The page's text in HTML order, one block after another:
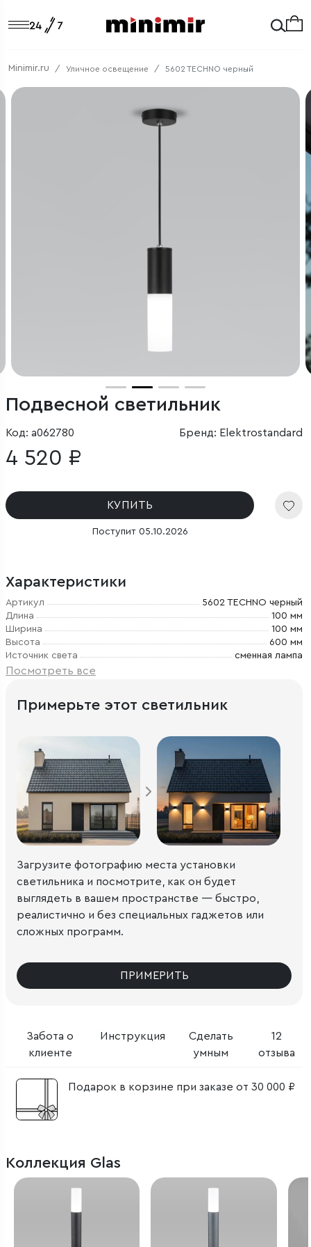
Minimir.ru Уличное освещение 5602 TECHNO черный
Подвесной светильник
Код: a062780 Бренд: Elektrostandard
4 520 ₽
КУПИТЬ
Поступит 05.10.2026
Характеристики
Артикул
5602 TECHNO черный
Длина
100 мм
Ширина
100 мм
Высота
600 мм
Источник света
сменная лампа
Посмотреть все
Забота о
клиенте
Инструкция
Сделать
умным
12
отзыва
Подарок в корзине при заказе от 30 000 ₽
Примерьте этот светильник
Загрузите фотографию места установки
светильника и посмотрите, как он будет
выглядеть в вашем пространстве — быстро,
реалистично и без специальных гаджетов или
сложных программ.
ПРИМЕРИТЬ
Коллекция Glas